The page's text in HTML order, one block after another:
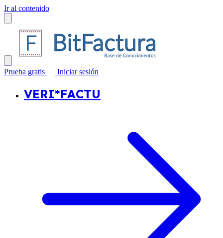
Ir al contenido
Prueba gratis Iniciar sesión
VERI*FACTU